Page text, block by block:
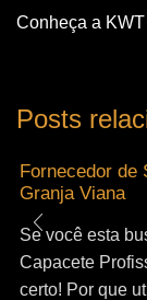
Conheça a
Posts
Fornecedor de
Granja Viana
Se você esta
Capacete
certo! Por que